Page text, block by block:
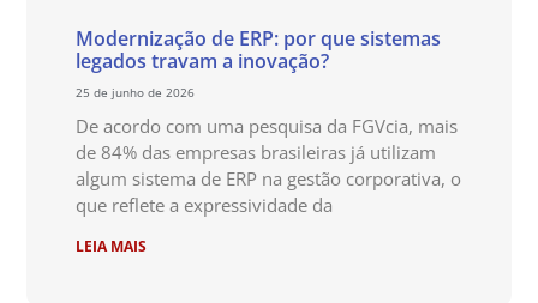
Modernização de ERP: por que sistemas
legados travam a inovação?
25 de junho de 2026
De acordo com uma pesquisa da FGVcia, mais
de 84% das empresas brasileiras já utilizam
algum sistema de ERP na gestão corporativa, o
que reflete a expressividade da
LEIA MAIS